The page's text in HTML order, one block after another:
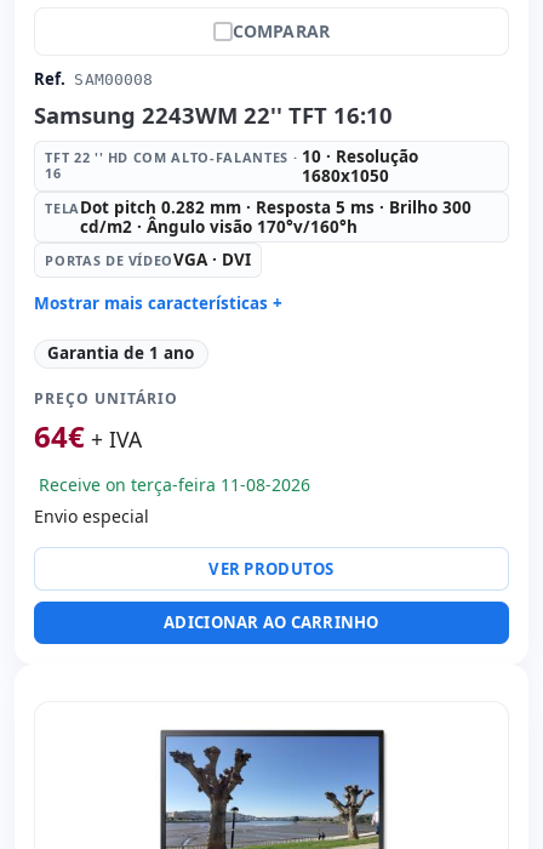
COMPARAR
Ref. SAM00008
Samsung 2243WM 22'' TFT 16:10
TFT 22 '' HD COM ALTO-FALANTES ·
16
10 · Resolução
1680x1050
TELADot pitch 0.282 mm · Resposta 5 ms · Brilho 300
cd/m2 · Ângulo visão 170°v/160°h
PORTAS DE VÍDEOVGA · DVI
Mostrar mais características +
TFT 22 '' HD com Alto-falantes · 16:
1680x1050
Tela: Dot pitch 0.282 mm · Resposta 5 ms · Brilho 300
Portas de vídeo:
Específico tela: Pedestal · Regulável em altura
Outros:
hR embalagens
Garantia de 1 ano
PREÇO UNITÁRIO
64€ + IVA
Receive on terça-feira 11-08-2026
Envio especial
VER PRODUTOS
ADICIONAR AO CARRINHO